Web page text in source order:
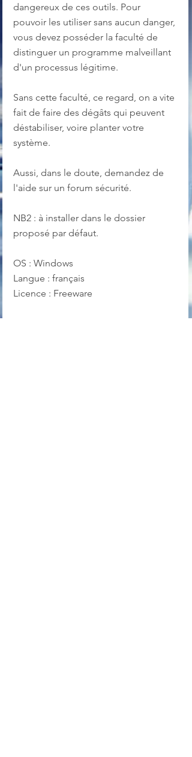
dangereux de ces outils. Pour
pouvoir les utiliser sans aucun danger,
vous devez posséder la faculté de
distinguer un programme malveillant
d'un processus légitime.
Sans cette faculté, ce regard, on a vite
fait de faire des dégâts qui peuvent
déstabiliser, voire planter votre
système.
Aussi, dans le doute, demandez de
l'aide sur un forum sécurité.
NB2 : à installer dans le dossier
proposé par défaut.
OS : Windows
Langue : français
Licence : Freeware